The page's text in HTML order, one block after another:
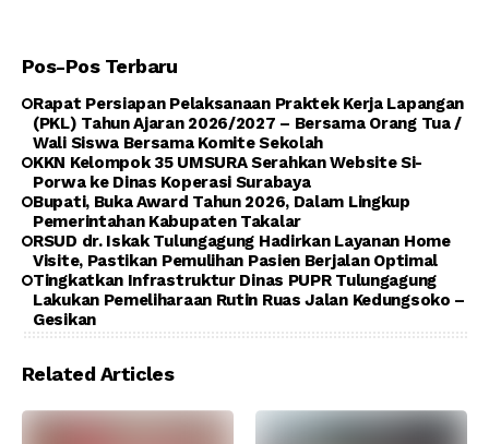
Pos-Pos Terbaru
Rapat Persiapan Pelaksanaan Praktek Kerja Lapangan
(PKL) Tahun Ajaran 2026/2027 – Bersama Orang Tua /
Wali Siswa Bersama Komite Sekolah
KKN Kelompok 35 UMSURA Serahkan Website Si-
Porwa ke Dinas Koperasi Surabaya
Bupati, Buka Award Tahun 2026, Dalam Lingkup
Pemerintahan Kabupaten Takalar
RSUD dr. Iskak Tulungagung Hadirkan Layanan Home
Visite, Pastikan Pemulihan Pasien Berjalan Optimal
Tingkatkan Infrastruktur Dinas PUPR Tulungagung
Lakukan Pemeliharaan Rutin Ruas Jalan Kedungsoko –
Gesikan
Related Articles